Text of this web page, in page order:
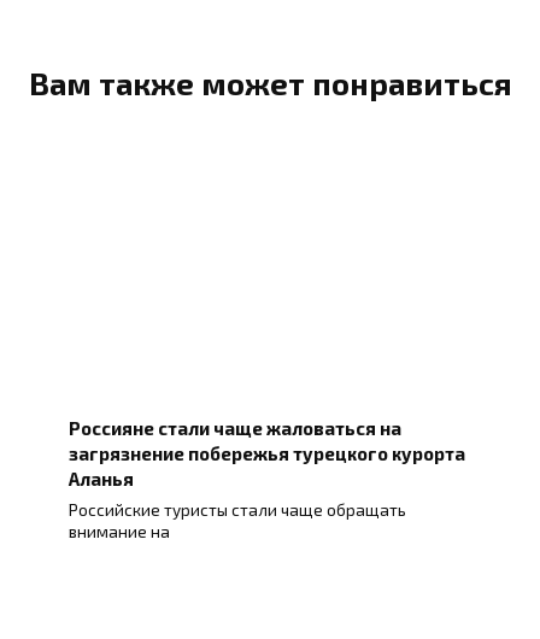
Вам также может понравиться
Россияне стали чаще жаловаться на
загрязнение побережья турецкого курорта
Аланья
Российские туристы стали чаще обращать
внимание на